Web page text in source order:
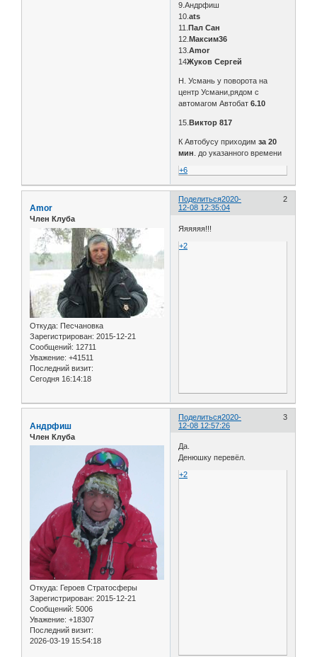
9.Андрфиш
10.ats
11. Пал Сан
12. Максим36
13.Amor
14Жуков Сергей
Н. Усмань у поворота на
центр Усмани,рядом с
автомагом Автобат6.10
15. Виктор 817
К Автобусу приходимза 20
мин. до указанного времени
+6
Поделиться 2
2020-
12-08 12:35:04
Amor
Член Клуба
Откуда: Песчановка
Зарегистрирован: 2015-12-21
Сообщений: 12711
Уважение: +41511
Последний визит:
Сегодня 16:14:18
Яяяяяя!!!
+2
Поделиться 3
2020-
12-08 12:57:26
Андрфиш
Член Клуба
Откуда: Героев Стратосферы
Зарегистрирован: 2015-12-21
Сообщений: 5006
Уважение: +18307
Последний визит:
2026-03-19 15:54:18
Да.
Денюшку перевёл.
+2